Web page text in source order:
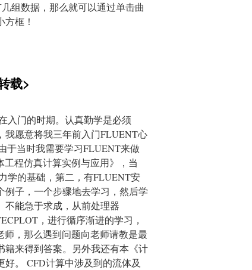
组数据，那么就可以通过单击曲
框！
载>
入门的时期。认真勤学是必须
我愿意将我三年前入门FLUENT心
于当时我需要学习FLUENT来做
程仿真计算实例与应用》，当
学的基础，第二，有FLUENT安
子，一个步骤地去学习，然后学
不能急于求成，从前处理器
，进行循序渐进的学习，
，那么遇到问题向老师请教是最
来得到答案。另外我还有本《计
。 CFD计算中涉及到的流体及